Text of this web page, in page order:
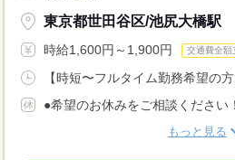
東京都世田谷区/池尻大橋駅
時給1,600円～1,900円 交通費全額
【時短〜フルタイム勤務希望の方
●希望のお休みをご相談ください
もっと見る